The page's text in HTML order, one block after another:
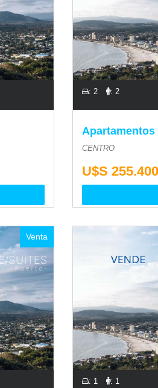
: 2 : 2
Apartamentos
CENTRO
U$S 255.400
Venta
: 1 : 1